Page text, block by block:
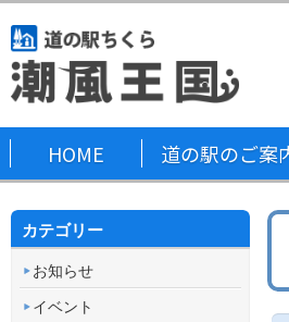
HOME 道の駅のご案
カテゴリー
お知らせ
イベント